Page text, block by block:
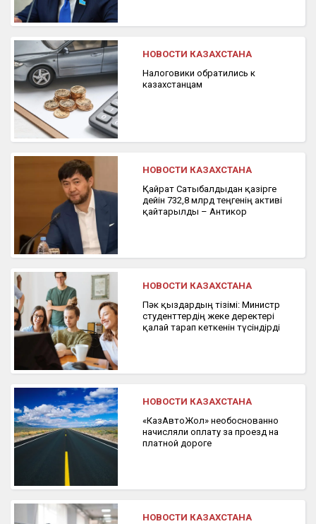
НОВОСТИ КАЗАХСТАНА
Налоговики обратились к
казахстанцам
НОВОСТИ КАЗАХСТАНА
Қайрат Сатыбалдыдан қазірге
дейін 732,8 млрд теңгенің активі
қайтарылды – Антикор
НОВОСТИ КАЗАХСТАНА
Пәк қыздардың тізімі: Министр
студенттердің жеке деректері
қалай тарап кеткенін түсіндірді
НОВОСТИ КАЗАХСТАНА
«КазАвтоЖол» необоснованно
начисляли оплату за проезд на
платной дороге
НОВОСТИ КАЗАХСТАНА